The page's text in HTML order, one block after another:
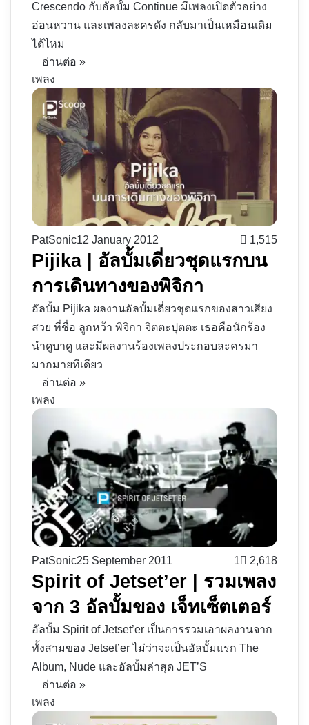
Crescendo กับอัลบั้ม Continue มีเพลงเปิดตัวอย่าง
อ่อนหวาน และเพลงละครดัง กลับมาเป็นเหมือนเดิม
ได้ไหม
อ่านต่อ »
เพลง
PatSonic12 January 2012 1,515
Pijika | อัลบั้มเดี่ยวชุดแรกบน
การเดินทางของพิจิกา
อัลบั้ม Pijika ผลงานอัลบั้มเดี่ยวชุดแรกของสาวเสียง
สวย ที่ชื่อ ลูกหว้า พิจิกา จิตตะปุตตะ เธอคือนักร้อง
นำดูบาดู และมีผลงานร้องเพลงประกอบละครมา
มากมายทีเดียว
อ่านต่อ »
เพลง
PatSonic25 September 2011 1 2,618
Spirit of Jetset’er | รวมเพลง
จาก 3 อัลบั้มของ เจ็ทเซ็ตเตอร์
อัลบั้ม Spirit of Jetset’er เป็นการรวมเอาผลงานจาก
ทั้งสามของ Jetset’er ไม่ว่าจะเป็นอัลบั้มแรก The
Album, Nude และอัลบั้มล่าสุด JET’S
อ่านต่อ »
เพลง